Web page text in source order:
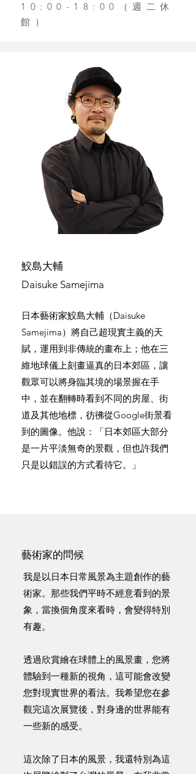
10:00-18:00（週二休
館）
鮫島大輔
Daisuke Samejima
日本藝術家鮫島大輔（Daisuke
Samejima）將自己超現實主義的天
賦，運用到非傳統的畫布上；他在三
維地球儀上刻畫逼真的日本郊區，讓
觀眾可以將身臨其境的場景握在手
中，並在翻轉時看到不同的房屋、街
道及其他地標，彷彿從Google街景看
到的圖像。他說：「日本郊區大部分
是一片平淡無奇的景觀，但也許我們
只是以錯誤的方式看待它。」
藝術家的問候
我是以日本日常風景為主題創作的藝
術家。那些我們平時不經意看到的景
象，當換個角度來看時，會變得特別
有趣。
透過欣賞繪在球體上的風景畫，您將
體驗到一種新的視角，這可能會改變
您對現實世界的看法。我希望您在參
觀完這次展覽後，對身邊的世界能有
一些新的感受。
這次除了日本的風景，我還特別為這